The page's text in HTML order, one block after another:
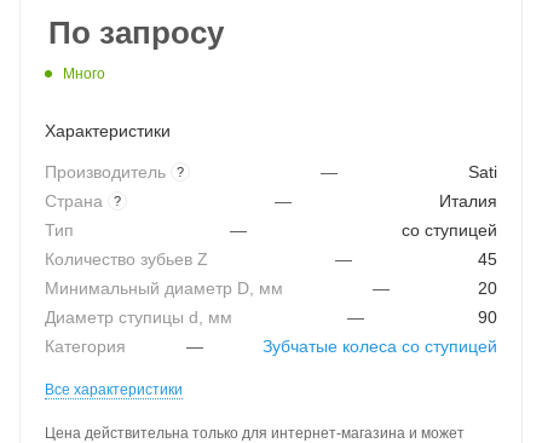
По запросу
Много
Характеристики
Производитель ? —
Sati
Страна
? —
Италия
Тип
—
со ступицей
Количество зубьев Z
—
45
Минимальный диаметр D, мм
—
20
Диаметр ступицы d, мм
—
90
Категория
— Зубчатые колеса со ступицей
Все характеристики
Цена действительна только для интернет-магазина и может